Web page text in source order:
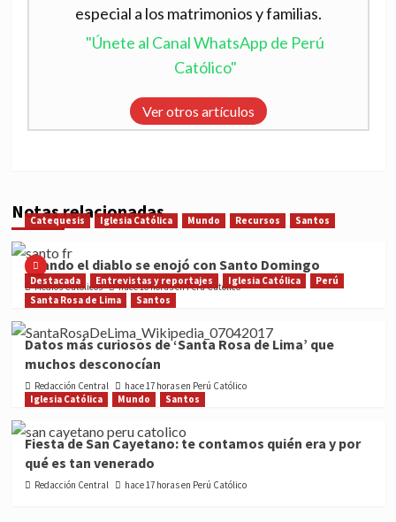
especial a los matrimonios y familias.
"Únete al Canal WhatsApp de Perú
Católico"
Ver otros artículos
Notas relacionadas
Catequesis Iglesia Católica Mundo Recursos Santos
Cuando el diablo se enojó con Santo Domingo
Medios Católicos hace 16 horas en Perú Católico
Destacada Entrevistas y reportajes Iglesia Católica
Perú
Santa Rosa de Lima
Santos
Datos más curiosos de ‘Santa Rosa de Lima’ que
muchos desconocían
Redacción Central
hace 17 horas en Perú Católico
Iglesia Católica
Mundo Santos
Fiesta de San Cayetano: te contamos quién era y por
qué es tan venerado
Redacción Central hace 17 horas en Perú Católico